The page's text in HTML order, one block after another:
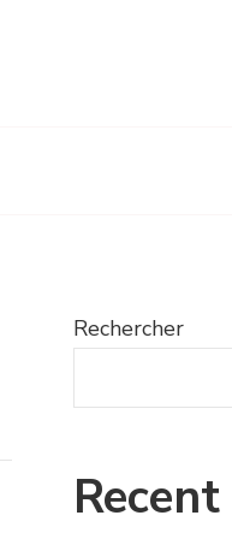
Rechercher